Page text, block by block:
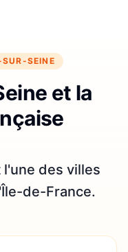
SEINE
et la
des villes
de-France.